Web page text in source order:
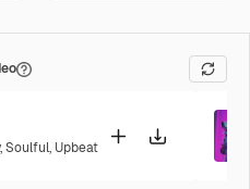
,Soulful, Upbeat